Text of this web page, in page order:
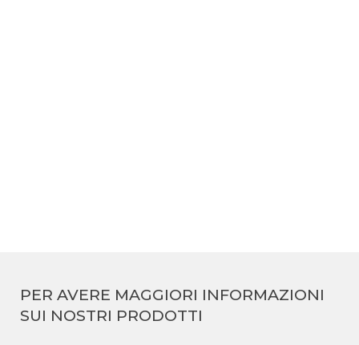
PER AVERE MAGGIORI INFORMAZIONI
SUI NOSTRI PRODOTTI